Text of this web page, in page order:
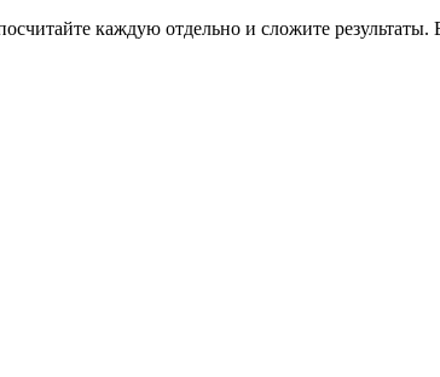
каждую отдельно и сложите